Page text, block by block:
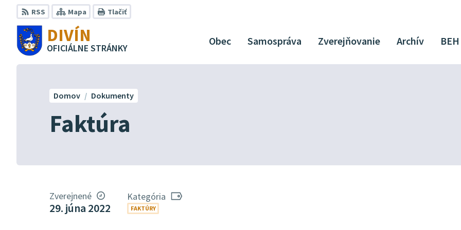
Preskočiť
na
obsah
RSS Mapa Tlačiť
DIVÍN
OFICIÁLNE STRÁNKY
Obec Samospráva Zverejňovanie Archív BEH
Faktúra
Domov Dokumenty
Zverejnené
29. júna 2022
Kategória
FAKTÚRY